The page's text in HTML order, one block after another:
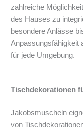
zahlreiche
des Hauses zu
besondere Anlässe
Anpassungsfähigkeit
für jede Umgebung.
Tischdekorationen
Jakobsmuscheln
von